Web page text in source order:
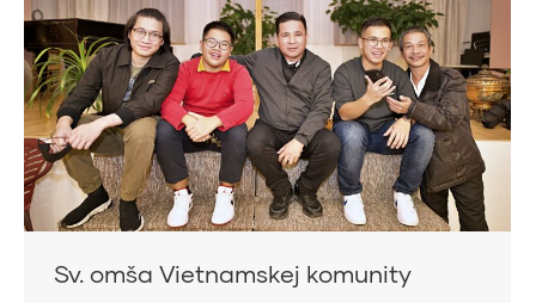
Sv. omša Vietnamskej komunity